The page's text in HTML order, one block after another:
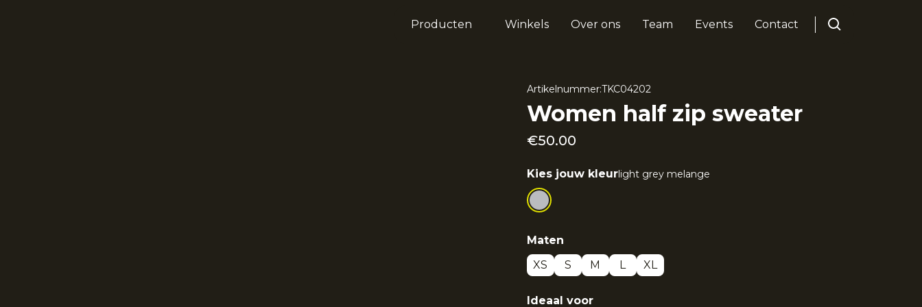
Producten Winkels Over ons Team Events Contact
Artikelnummer:TKC04202
Women half zip sweater
€50.00
Kies jouw kleurlight grey melange
Maten
XS
S M L XL
Ideaal voor